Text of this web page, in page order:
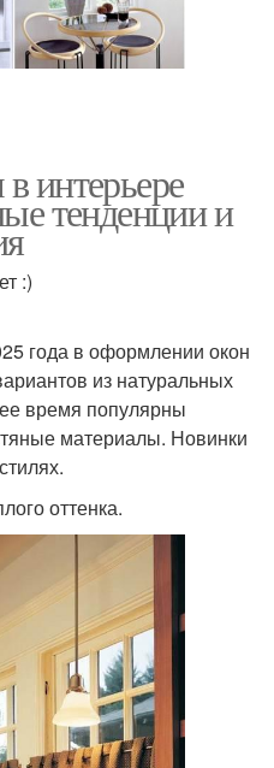
интерьере
тенденции и
:)
года в оформлении окон
из натуральных
время популярны
материалы. Новинки
оттенка.